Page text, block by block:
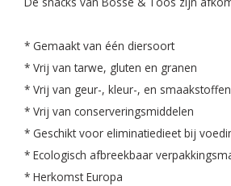
* Gemaakt van één diersoort
* Vrij van tarwe, gluten en granen
* Vrij van geur-, kleur-, en smaakstoffen
* Vrij van conserveringsmiddelen
* Geschikt voor eliminatiedieet bij
* Ecologisch afbreekbaar
* Herkomst Europa